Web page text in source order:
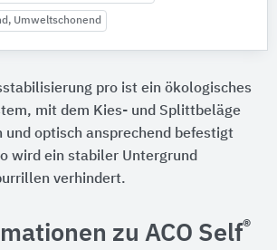
Umweltschonend
pro ist ein ökologisches
mit dem Kies- und Splittbeläge
optisch ansprechend befestigt
wird ein stabiler Untergrund
verhindert.
zu ACO Self®